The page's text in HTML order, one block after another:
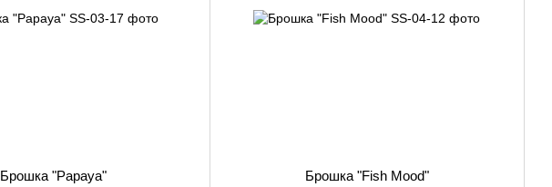
Брошка "Papaya" Брошка "Fish Mood"